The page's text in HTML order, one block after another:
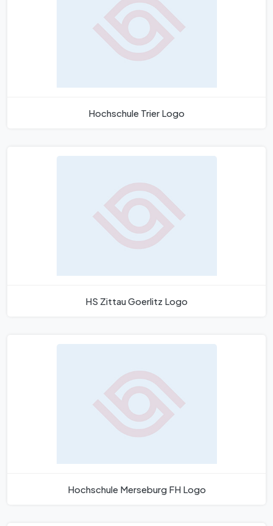
Hochschule Trier Logo
HS Zittau Goerlitz Logo
Hochschule Merseburg FH Logo